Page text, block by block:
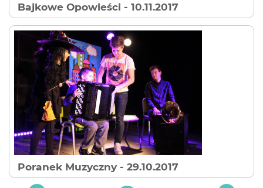
Bajkowe Opowieści - 10.11.2017
Poranek Muzyczny - 29.10.2017